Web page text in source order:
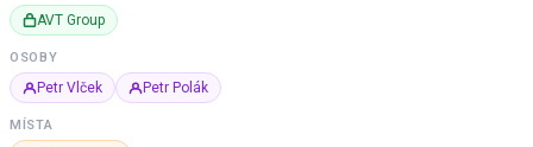
AVT Group
OSOBY
Petr Vlček Petr Polák
MÍSTA